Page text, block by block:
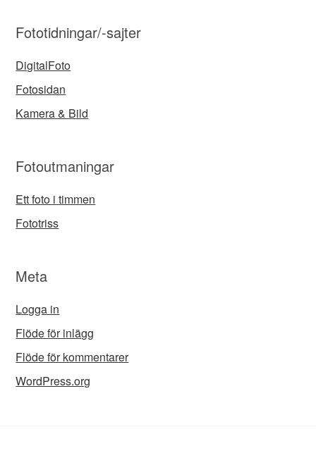
Fototidningar/-sajter
DigitalFoto
Fotosidan
Kamera & Bild
Fotoutmaningar
Ett foto i timmen
Fototriss
Meta
Logga in
Flöde för inlägg
Flöde för kommentarer
WordPress.org